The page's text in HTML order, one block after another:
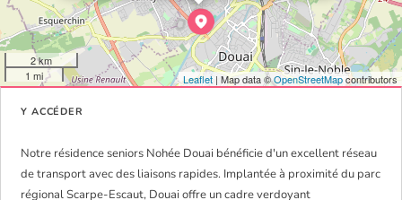
2 km
1 mi
Leaflet | Map data ©OpenStreetMapcontributors
Y ACCÉDER
Notre résidence seniors Nohée Douai bénéficie d'un excellent réseau
de transport avec des liaisons rapides. Implantée à proximité du parc
régional Scarpe-Escaut, Douai offre un cadre verdoyant